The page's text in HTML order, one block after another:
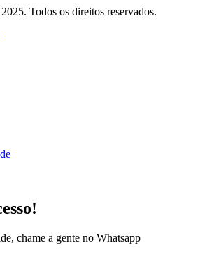
Todos os direitos reservados.
chame a gente no Whatsapp